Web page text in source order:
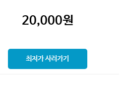
20,000원
최저가 사러가기